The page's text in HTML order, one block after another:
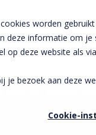
worden
deze informatie om
op deze website als
bezoek aan deze
Cookie-
aan nieuwe